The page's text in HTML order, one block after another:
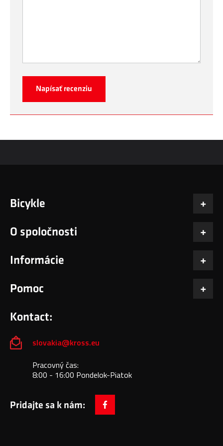
Napísať recenziu
Bicykle
O spoločnosti
Informácie
Pomoc
Kontact:
slovakia@kross.eu
Pracovný čas:
8:00 - 16:00 Pondelok-Piatok
Pridajte sa k nám:
facebook